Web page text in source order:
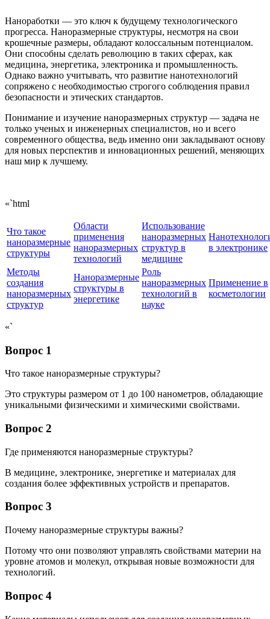
Наноработки — это ключ к будущему технологического
прогресса. Наноразмерные структуры, несмотря на свои
крошечные размеры, обладают колоссальным потенциалом.
Они способны сделать революцию в таких сферах, как
медицина, энергетика, электроника и промышленность.
Однако важно учитывать, что развитие нанотехнологий
сопряжено с необходимостью строгого соблюдения правил
безопасности и этических стандартов.
Понимание и изучение наноразмерных структур — задача не
только ученых и инженерных специалистов, но и всего
современного общества, ведь именно они закладывают основу
для новых перспектив и инновационных решений, меняющих
наш мир к лучшему.
«`html
Что такое
наноразмерные
структуры
Области
применения
наноразмерных
технологий
Использование
наноразмерных
структур в
медицине
в электронике
Методы
создания
наноразмерных
структур
Наноразмерные
структуры в
энергетике
Роль
наноразмерных
технологий в
науке
Применение в
косметологии
«`
Вопрос 1
Что такое наноразмерные структуры?
Это структуры размером от 1 до 100 нанометров, обладающие
уникальными физическими и химическими свойствами.
Вопрос 2
Где применяются наноразмерные структуры?
В медицине, электронике, энергетике и материалах для
создания более эффективных устройств и препаратов.
Вопрос 3
Почему наноразмерные структуры важны?
Потому что они позволяют управлять свойствами материи на
уровне атомов и молекул, открывая новые возможности для
технологий.
Вопрос 4